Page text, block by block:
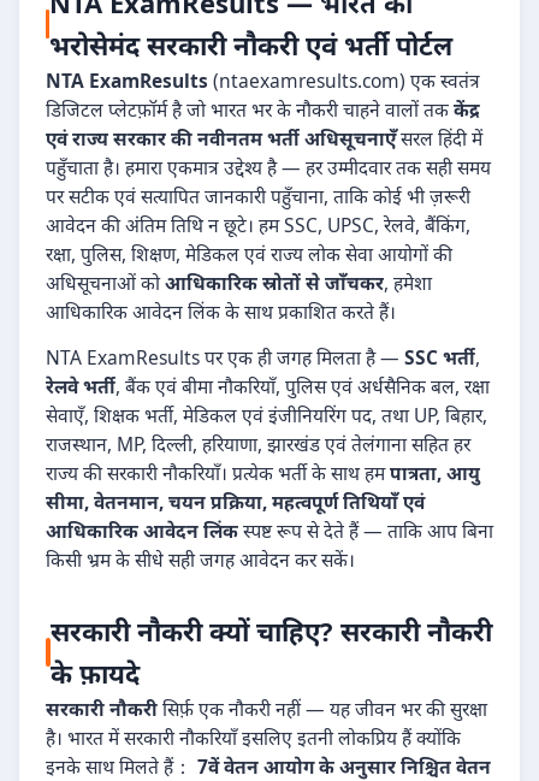
भरोसेमंद सरकारी नौकरी एवं भर्ती पोर्टल
NTA ExamResults (ntaexamresults.com) एक स्वतंत्र
डिजिटल प्लेटफ़ॉर्म है जो भारत भर के नौकरी चाहने वालों तककेंद्र
एवं राज्य सरकार की नवीनतम भर्ती अधिसूचनाएँसरल हिंदी में
पहुँचाता है। हमारा एकमात्र उद्देश्य है — हर उम्मीदवार तक सही समय
पर सटीक एवं सत्यापित जानकारी पहुँचाना, ताकि कोई भी ज़रूरी
आवेदन की अंतिम तिथि न छूटे। हम SSC, UPSC, रेलवे, बैंकिंग,
रक्षा, पुलिस, शिक्षण, मेडिकल एवं राज्य लोक सेवा आयोगों की
अधिसूचनाओं कोआधिकारिक स्रोतों से जाँचकर, हमेशा
आधिकारिक आवेदन लिंक के साथ प्रकाशित करते हैं।
NTA ExamResults पर एक ही जगह मिलता है — SSC भर्ती,
रेलवे भर्ती, बैंक एवं बीमा नौकरियाँ, पुलिस एवं अर्धसैनिक बल, रक्षा
सेवाएँ, शिक्षक भर्ती, मेडिकल एवं इंजीनियरिंग पद, तथा UP, बिहार,
राजस्थान, MP, दिल्ली, हरियाणा, झारखंड एवं तेलंगाना सहित हर
राज्य की सरकारी नौकरियाँ। प्रत्येक भर्ती के साथ हमपात्रता, आयु
सीमा, वेतनमान, चयन प्रक्रिया, महत्वपूर्ण तिथियाँ एवं
आधिकारिक आवेदन लिंकस्पष्ट रूप से देते हैं — ताकि आप बिना
किसी भ्रम के सीधे सही जगह आवेदन कर सकें।
सरकारी नौकरी क्यों चाहिए? सरकारी नौकरी
के फ़ायदे
सरकारी नौकरीसिर्फ़ एक नौकरी नहीं — यह जीवन भर की सुरक्षा
है। भारत में सरकारी नौकरियाँ इसलिए इतनी लोकप्रिय हैं क्योंकि
इनके साथ मिलते हैं： 7वें वेतन आयोग के अनुसार निश्चित वेतन